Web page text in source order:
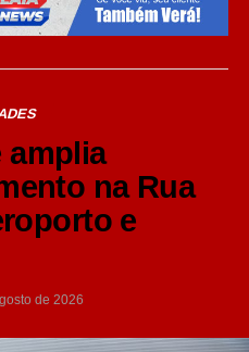
amplia
na Rua
e
de 2026